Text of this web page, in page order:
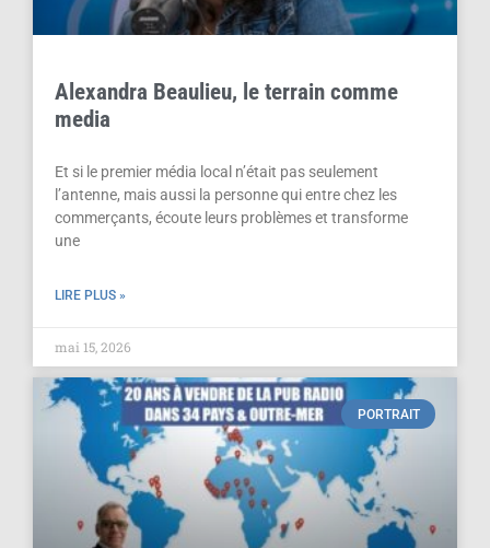
Alexandra Beaulieu, le terrain comme
media
Et si le premier média local n’était pas seulement
l’antenne, mais aussi la personne qui entre chez les
commerçants, écoute leurs problèmes et transforme
une
LIRE PLUS »
mai 15, 2026
PORTRAIT